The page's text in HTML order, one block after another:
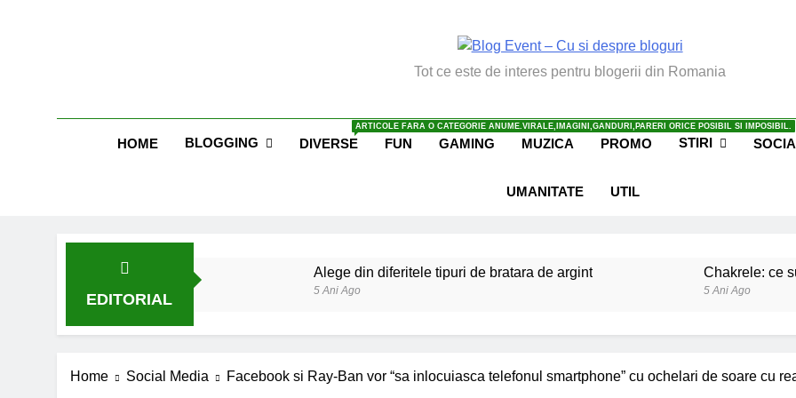
Blog Event – Cu Si Despre
Tot ce este de interes pentru blogerii din Romania
HOME BLOGGING DIVERSE
ARTICOLE FARA O CATEGORIE ANUME.VIRALE,IMAGINI,GANDURI,PARERI ORICE POSIBIL SI IMPOSIBIL.
FUN GAMING MUZICA PROMO STIRI
UMANITATE UTIL
EDITORIAL
Alege din diferitele tipuri de bratara de argint
5 Ani Ago
Chakrele: ce
5 Ani Ago
6 Ani Ago 6 Ani Ago
6 Ani Ago 6 Ani Ago
Home Social Media Facebook si Ray-Ban vor “sa inlocuiasca telefonul smartphone” cu ochelari de soare cu